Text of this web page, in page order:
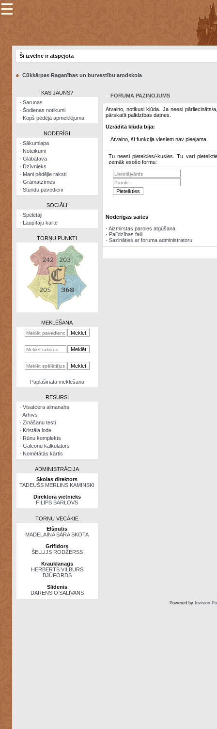
×
Šodienas
notikumi
Visatcera
almanahs
Arhīvs
Zināšanu
kalkulators
Nomētātās
☰
Šī izvēlne ir atspējota
● Cūkkārpas Raganības un burvestību arodskola
KAS JAUNS?
· Sarunas
· Šodienas notikumi
· Kopš pēdējā apmeklējuma
NODERĪGI
· Sākumlapa
· Noteikumi
· Glabātava
· Dzīvnieks
· Mani pēdējie raksti
· Grāmatzīmes
· Stundu pavedieni
SOCIĀLI
· Spēlētāji
· Laupītāju karte
TORŅU PUNKTI
MEKLĒŠANA
Paplašinātā meklēšana
RESURSI
· Visatcera almanahs
· Arhīvs
· Zināšanu testi
· Kristāla lode
· Rūnu komplekts
· Galeonu kalkulators
· Nomētātās kārtis
ADMINISTRĀCIJA
Skolas direktors
TADEUŠS MERLINS KAMINSKI
Direktora vietnieks
FILIPS BĀRLOVS
TORŅU VECĀKIE
Elšpūtis
MADELAINA SĀRA SKOTA
Grifidors
ŠELLIJS RODŽERSS
Kraukļanags
HERBERTS VILBURS
BJŪFORDS
Slīdenis
DARENS O’SALIVANS
FORUMA PAZIŅOJUMS
Atvaino, notikusi kļūda. Ja neesi pārliecināts/
pārskatīt palīdzības datnes.
Uzrādītā kļūda bija:
Atvaino, šī funkcija viesiem nav pieejama
Tu neesi pieteicies/-kusies. Tu vari
zemāk esošo formu:
Noderīgas saites
· Aizmirstas paroles atgūšana
· Palīdzības faili
· Sazināties ar foruma administratoru
Powered by Invision